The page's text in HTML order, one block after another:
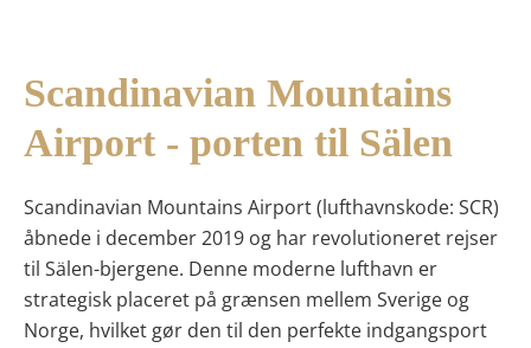
Scandinavian Mountains
Airport - porten til Sälen
Scandinavian Mountains Airport (lufthavnskode: SCR)
åbnede i december 2019 og har revolutioneret rejser
til Sälen-bjergene. Denne moderne lufthavn er
strategisk placeret på grænsen mellem Sverige og
Norge, hvilket gør den til den perfekte indgangsport